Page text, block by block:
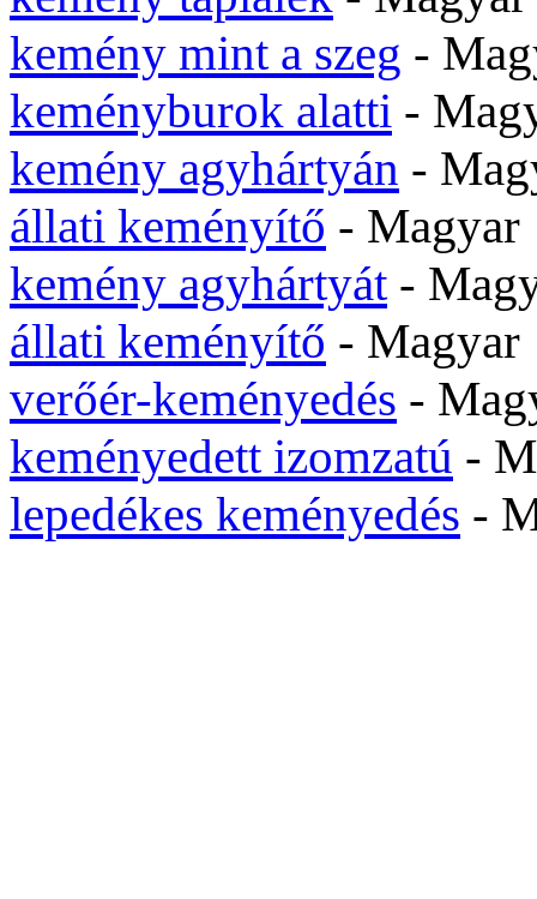
kemény mint a szeg -
keményburok alatti -
kemény agyhártyán -
állati keményítő -
kemény agyhártyát-
állati keményítő -
verőér-keményedés -
keményedett izomzatú -
lepedékes keményedés -